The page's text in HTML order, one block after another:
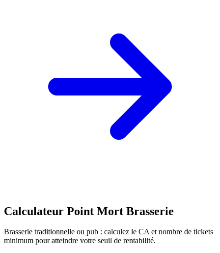
Calculateur Point Mort Brasserie
Brasserie traditionnelle ou pub : calculez le CA et nombre de tickets
minimum pour atteindre votre seuil de rentabilité.